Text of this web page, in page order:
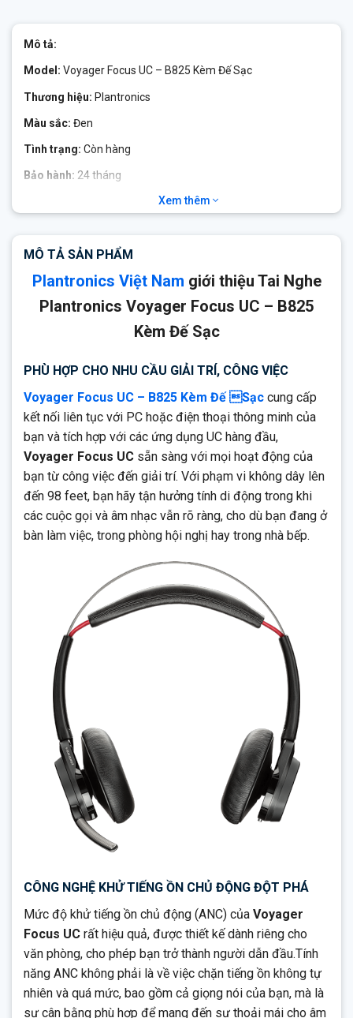
Mô tả:
Model: Voyager Focus UC – B825 Kèm Đế Sạc
Thương hiệu: Plantronics
Màu sắc: Đen
Tình trạng: Còn hàng
Bảo hành: 24 tháng
Voyager Focus UC – B825 Kèm Đế Sạc
Thông báo tắt tiếng động
Đế sạc máy tính để bàn
Thoải mái headband
Khử tiếng ồn chủ động
Điều khiển thích ứng
Công nghệ cảm biến thông minh
Bluetooth loại 1 với sức mạnh thích ứng
Bộ chuyển đổi USB Bluetooth
Open Mic/Tắt tiếng
Đèn báo trực tuyến
Giữ sự tập trung vào cuộc trò chuyện của bạn với tính năng
khử tiếng ồn và âm thanh nổi của tai nghe Bluetooth
Xem thêm
MÔ TẢ SẢN PHẨM
Plantronics Việt Nam giới thiệu Tai Nghe
Plantronics Voyager Focus UC – B825
Kèm Đế Sạc
PHÙ HỢP CHO NHU CẦU GIẢI TRÍ, CÔNG VIỆC
Voyager Focus UC – B825 Kèm Đế Sạc cung cấp
kết nối liên tục với PC hoặc điện thoại thông minh của
bạn và tích hợp với các ứng dụng UC hàng đầu,
Voyager Focus UC sẵn sàng với mọi hoạt động của
bạn từ công việc đến giải trí. Với phạm vi không dây lên
đến 98 feet, bạn hãy tận hưởng tính di động trong khi
các cuộc gọi và âm nhạc vẫn rõ ràng, cho dù bạn đang ở
bàn làm việc, trong phòng hội nghị hay trong nhà bếp.
CÔNG NGHỆ KHỬ TIẾNG ỒN CHỦ ĐỘNG ĐỘT PHÁ
Mức độ khử tiếng ồn chủ động (ANC) của Voyager
Focus UC rất hiệu quả, được thiết kế dành riêng cho
văn phòng, cho phép bạn trở thành người dẫn đầu.Tính
năng ANC không phải là về việc chặn tiếng ồn không tự
nhiên và quá mức, bao gồm cả giọng nói của bạn, mà là
sự cân bằng phù hợp để mang đến sự thoải mái cho âm